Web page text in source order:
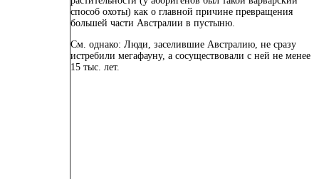
способ охоты) как о главной причине превращения
большей части Австралии в пустыню.
См. однако: Люди, заселившие Австралию, не сразу
истребили мегафауну, а сосуществовали с ней не менее
15 тыс. лет.